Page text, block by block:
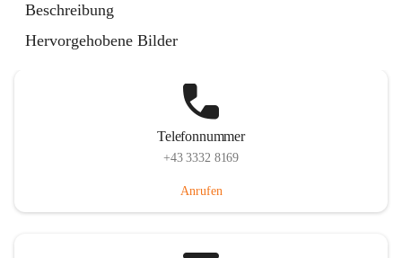
Beschreibung
Hervorgehobene Bilder
Telefonnummer
+43 3332 8169
Anrufen